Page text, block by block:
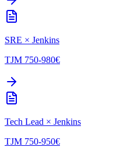
SRE × Jenkins
TJM 750-980€
Tech Lead × Jenkins
TJM 750-950€